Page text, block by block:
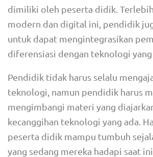
dimiliki oleh peserta didik.
modern dan digital ini, pendidik
untuk dapat mengintegrasikan
diferensiasi dengan teknologi yang
Pendidik tidak harus selalu
teknologi, namun pendidik harus
mengimbangi materi yang
kecanggihan teknologi yang ada.
peserta didik mampu tumbuh
yang sedang mereka hadapi saat